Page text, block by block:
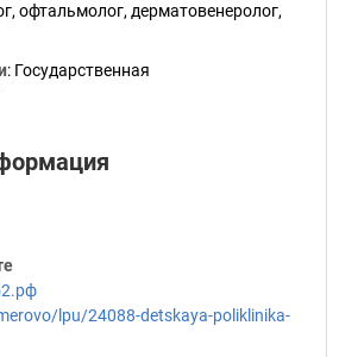
офтальмолог, дерматовенеролог,
: Государственная
lpu/24088-detskaya-poliklinika-